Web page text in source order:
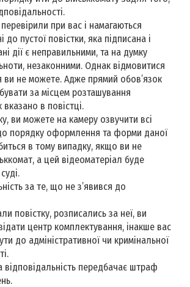
при вас і намагаються
до пустої повістки, яка підписана і
дії є неправильними, та на думку
незаконними. Однак відмовитися
ви не можете. Адже прямий обов’язок
за місцем розташування
вказано в повістці.
ви можете на камеру озвучити всі
до порядку оформлення та форми даної
в тому випадку, якщо ви не
а цей відеоматеріал буде
за те, що не з’явився до
повістку, розписались за неї, ви
центр комплектування, інакше вас
до адміністративної чи кримінальної
відповідальність передбачає штраф